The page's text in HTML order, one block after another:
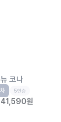
코나
5인승
41,590원